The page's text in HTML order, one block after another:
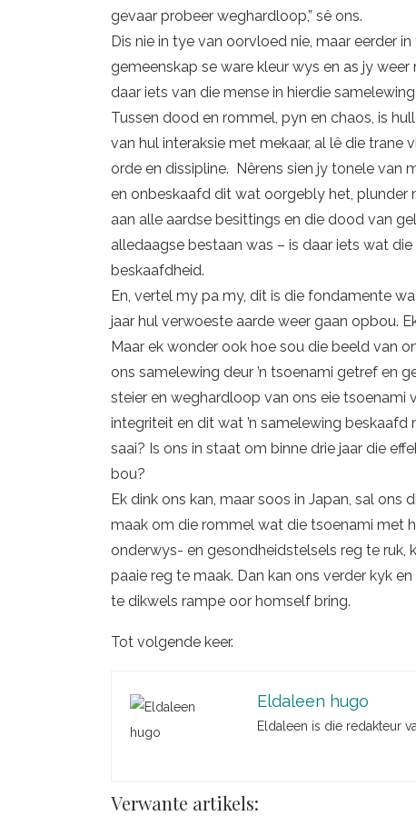
gevaar probeer weghardloop,” sê ons.
Dis nie in tye van oorvloed nie, maar eerder
gemeenskap se ware kleur wys en as jy
daar iets van die mense in hierdie
Tussen dood en rommel, pyn en chaos, is
van hul interaksie met mekaar, al lê die trane
orde en dissipline. Nêrens sien jy tonele van
en onbeskaafd dit wat oorgebly het, plunder
aan alle aardse besittings en die dood van
alledaagse bestaan was – is daar iets wat
beskaafdheid.
En, vertel my pa my, dit is die fondamente
jaar hul verwoeste aarde weer gaan opbou.
Maar ek wonder ook hoe sou die beeld van
ons samelewing deur ’n tsoenami getref en
steier en weghardloop van ons eie tsoenami
integriteit en dit wat ’n samelewing beskaafd
saai? Is ons in staat om binne drie jaar die
bou?
Ek dink ons kan, maar soos in Japan, sal
maak om die rommel wat die tsoenami met
onderwys- en gesondheidstelsels reg te ruk,
paaie reg te maak. Dan kan ons verder kyk
te dikwels rampe oor homself bring.
Tot volgende keer.
Eldaleen hugo
Eldaleen is die redakteur
Verwante artikels: